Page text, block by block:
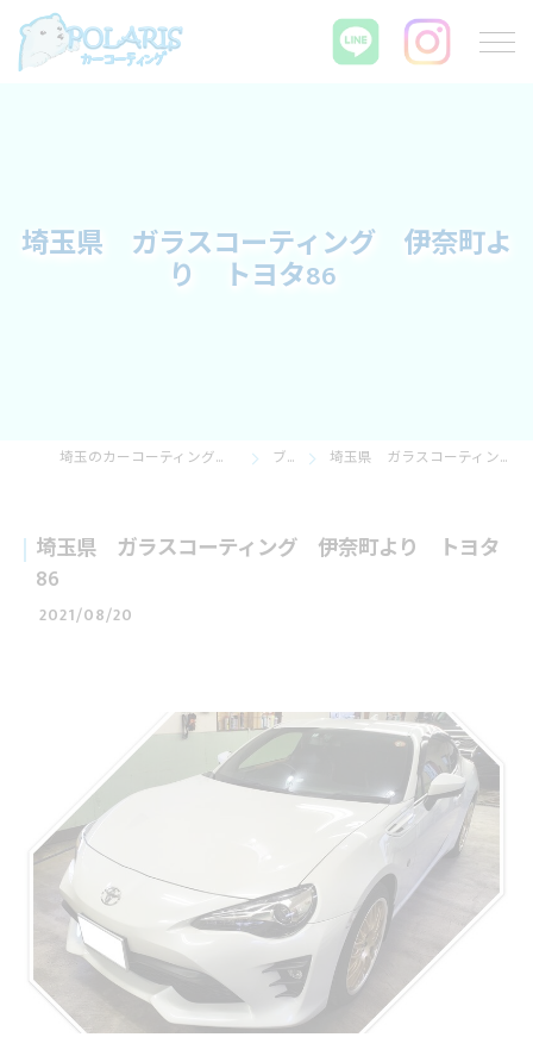
埼玉県 ガラスコーティング 伊奈町よ
り トヨタ86
埼玉のカーコーティングならPOLARIS カーコーティング ブログ 埼玉県 ガラスコーティング 伊奈町より トヨタ86
埼玉県 ガラスコーティング 伊奈町より トヨタ
86
2021/08/20